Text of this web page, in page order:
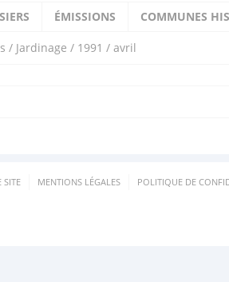
ÉMISSIONS COMMUNES
/ Jardinage / 1991 / avril
SITE MENTIONS LÉGALES POLITIQUE DE